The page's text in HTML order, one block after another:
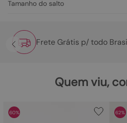
Tamanho do salto
Frete Grátis p/ todo
Quem viu,
60% 62%